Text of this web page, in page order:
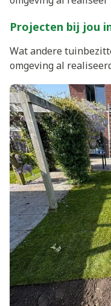
Projecten bij jou
Wat andere
omgeving al